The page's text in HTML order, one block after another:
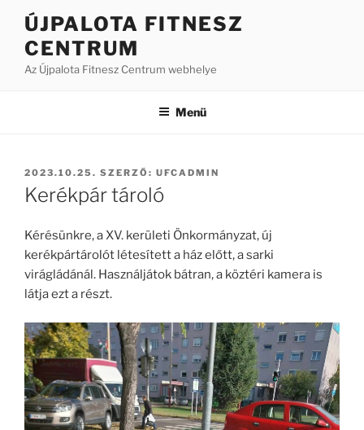
Tartalomhoz
ÚJPALOTA FITNESZ
CENTRUM
Az Újpalota Fitnesz Centrum webhelye
Menü
BEKÜLDVE:
2023.10.25. SZERZŐ: UFCADMIN
Kerékpár tároló
Kérésünkre, a XV. kerületi Önkormányzat, új
kerékpártárolót létesített a ház előtt, a sarki
virágládánál. Használjátok bátran, a köztéri kamera is
látja ezt a részt.